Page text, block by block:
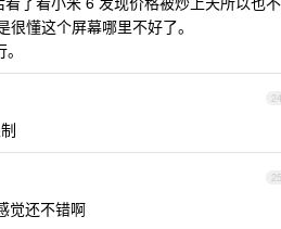
懂这个屏幕哪里不好了。
24
25
觉还不错啊